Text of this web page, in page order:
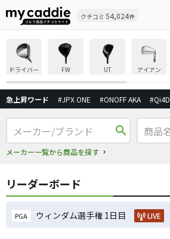
クチコミ 54,024件
ドライバー FW UT アイアン
急上昇ワード #JPX ONE #ONOFF AKA #Qi4D
search
メーカー一覧から商品を探す
リーダーボード
PGA ウィンダム選手権 1日目 LIVE